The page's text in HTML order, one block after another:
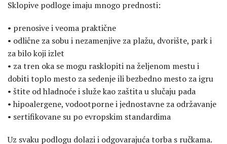
Sklopive podloge imaju mnogo prednosti:
• prenosive i veoma praktične
• odlične za sobu i nezamenjive za plažu, dvorište, park i
za bilo koji izlet
• za tren oka se mogu rasklopiti na željenom mestu i
dobiti toplo mesto za sedenje ili bezbedno mesto za igru
• štite od hladnoće i služe kao zaštita u slučaju pada
• hipoalergene, vodootporne i jednostavne za održavanje
• sertifikovane su po evropskim standardima
Uz svaku podlogu dolazi i odgovarajuća torba s ručkama.